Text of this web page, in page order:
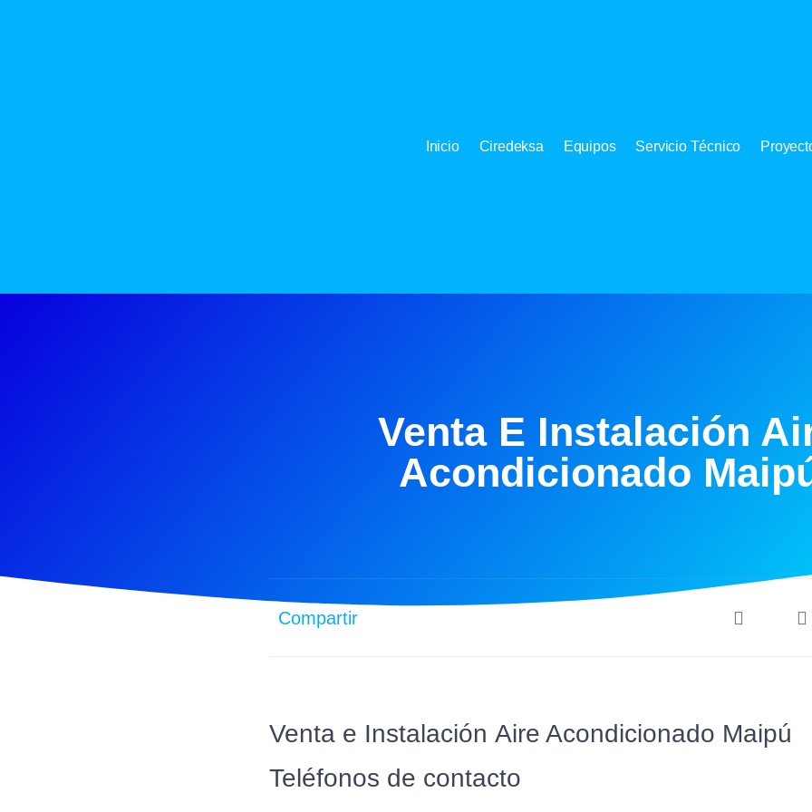
Inicio Ciredeksa Equipos Servicio Técnico
Venta E Instalación
Acondicionado
Compartir
Venta e Instalación Aire Acondicionado Maipú
Teléfonos de contacto